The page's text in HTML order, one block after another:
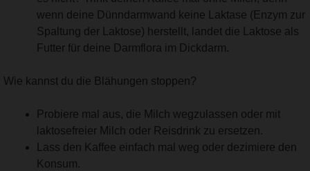
wenn deine Dünndarmwand keine Laktase (Enzym zur
Spaltung der Laktose) herstellt, landet die Laktose als
Futter für deine Darmflora im Dickdarm.
Wie kannst du die Blähungen stoppen?
Probiere mal aus, die Milch wegzulassen oder mit
laktosefreier Milch oder Reisdrink zu ersetzen.
Lass den Kaffee einfach mal weg oder dezimiere den
Konsum.